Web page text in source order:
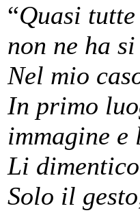
“Quasi
non ne ha
Nel mio
In primo
immagine
Li
Solo il